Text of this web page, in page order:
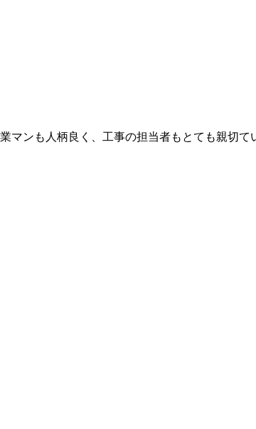
ンも人柄良く、工事の担当者もとても親切て